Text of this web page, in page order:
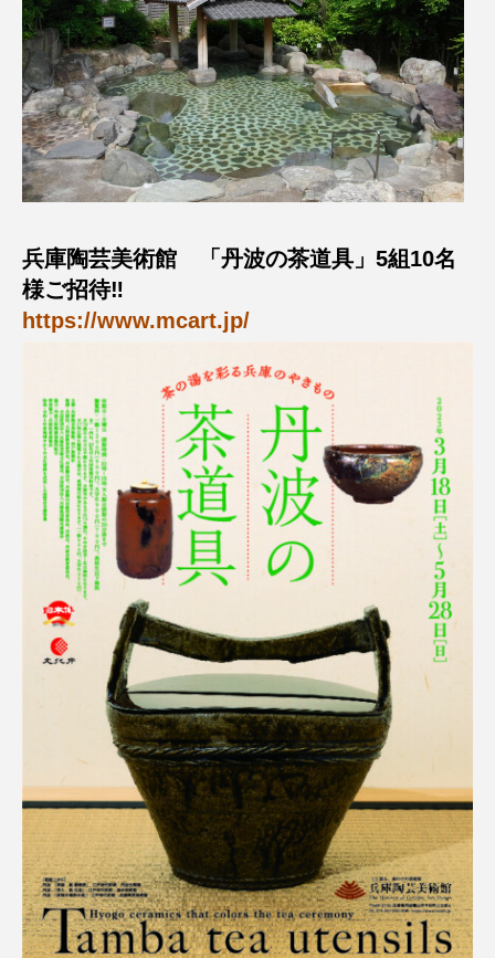
SANDA ORGANIC VILLAGE MEETINGのつながるラジオ
SDGs・タイプスマート農業推進プロジェクト関西学院
AgriNOVA
SIKIガーデン Autumn Season
SPOTTED PRODUCTIONS/TWIN
SUNSUNキッズ The Room Next Door
We Live In Time
youtube Yukoの子連れハワイ旅珍道中
⻑尾謙杜
「THE オリバーな犬、（Gosh!!）このヤロウMOVIE」
『今日の空が一番好き、とまだ言えない僕は』
あいはらひろゆき
あかしあジュニア合唱団「さくらんぼ」
あかしあ台小学校 あじさいコンサート
あっぷっぷのぷ～ あなたが眠る間
あの歌を憶えている あめぽったん
いばら姫 おいしいおのまとぺ
兵庫陶芸美術館 「丹波の茶道具」5組10名
様ご招待‼
https://www.mcart.jp/